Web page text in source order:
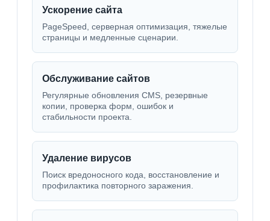
Ускорение сайта
PageSpeed, серверная оптимизация, тяжелые
страницы и медленные сценарии.
Обслуживание сайтов
Регулярные обновления CMS, резервные
копии, проверка форм, ошибок и
стабильности проекта.
Удаление вирусов
Поиск вредоносного кода, восстановление и
профилактика повторного заражения.